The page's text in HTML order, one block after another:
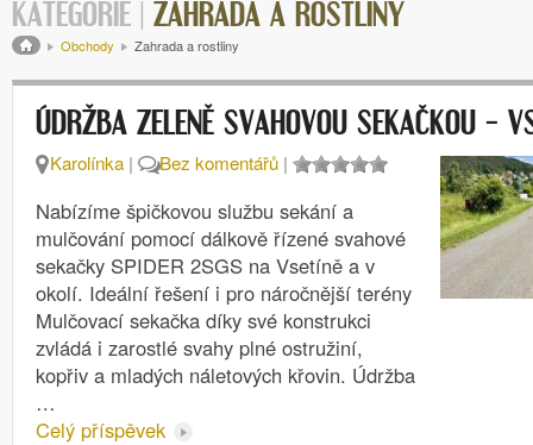
KATEGORIE | ZAHRADA A ROSTLINY
Drobečková navigace
Obchody Zahrada a rostliny
ÚDRŽBA ZELENĚ SVAHOVOU SEKAČKOU –
Karolínka | Bez komentářů |
Nabízíme špičkovou službu sekání a
mulčování pomocí dálkově řízené svahové
sekačky SPIDER 2SGS na Vsetíně a v
okolí. Ideální řešení i pro náročnější terény
Mulčovací sekačka díky své konstrukci
zvládá i zarostlé svahy plné ostružiní,
kopřiv a mladých náletových křovin. Údržba
…
Celý příspěvek